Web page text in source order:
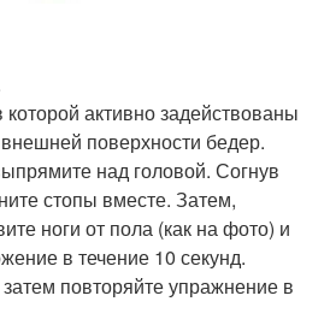
активно задействованы
поверхности бедер.
над головой. Согнув
стопы вместе. Затем,
ноги от пола (как на фото) и
в течение 10 секунд.
повторяйте упражнение в